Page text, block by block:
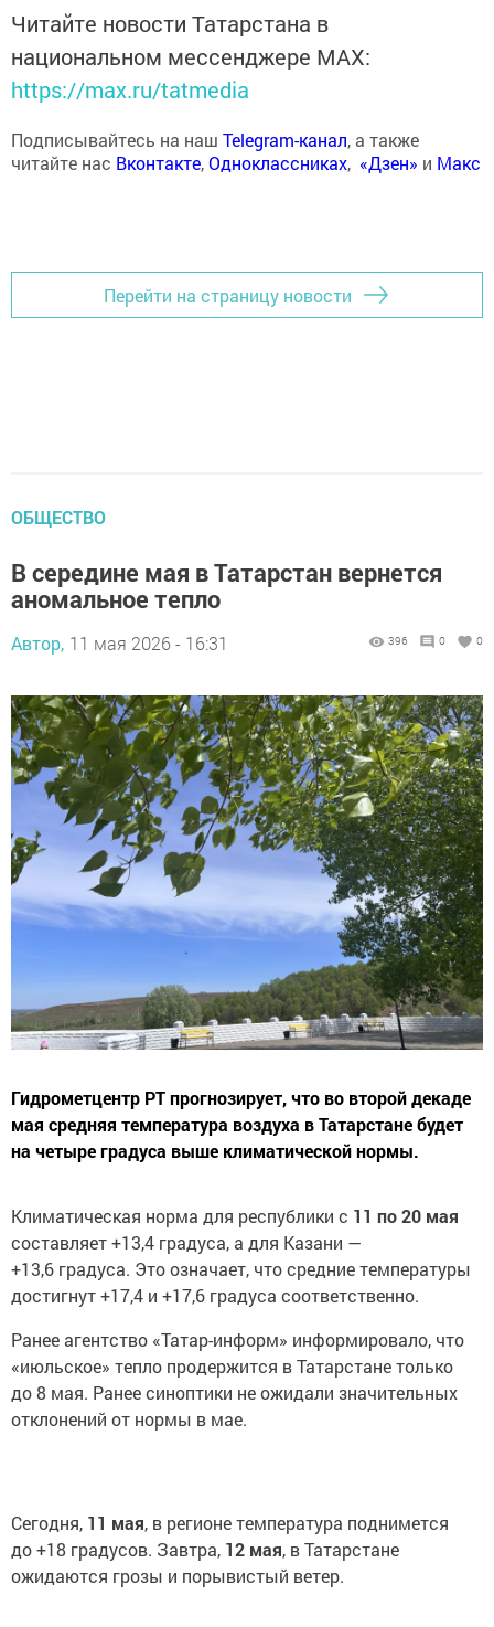
Читайте новости Татарстана в
национальном мессенджере MАХ:
https://max.ru/tatmedia
Подписывайтесь на наш Telegram-канал, а также
читайте нас Вконтакте,Одноклассниках, «Дзен» и Макс
Перейти на страницу новости
ОБЩЕСТВО
В середине мая в Татарстан вернется
аномальное тепло
Автор, 11 мая 2026 - 16:31 396 0 0
Гидрометцентр РТ прогнозирует, что во второй декаде
мая средняя температура воздуха в Татарстане будет
на четыре градуса выше климатической нормы.
Климатическая норма для республики с 11 по 20 мая
составляет +13,4 градуса, а для Казани —
+13,6 градуса. Это означает, что средние температуры
достигнут +17,4 и +17,6 градуса соответственно.
Ранее агентство «Татар-информ» информировало, что
«июльское» тепло продержится в Татарстане только
до 8 мая. Ранее синоптики не ожидали значительных
отклонений от нормы в мае.
Сегодня, 11 мая, в регионе температура поднимется
до +18 градусов. Завтра, 12 мая, в Татарстане
ожидаются грозы и порывистый ветер.